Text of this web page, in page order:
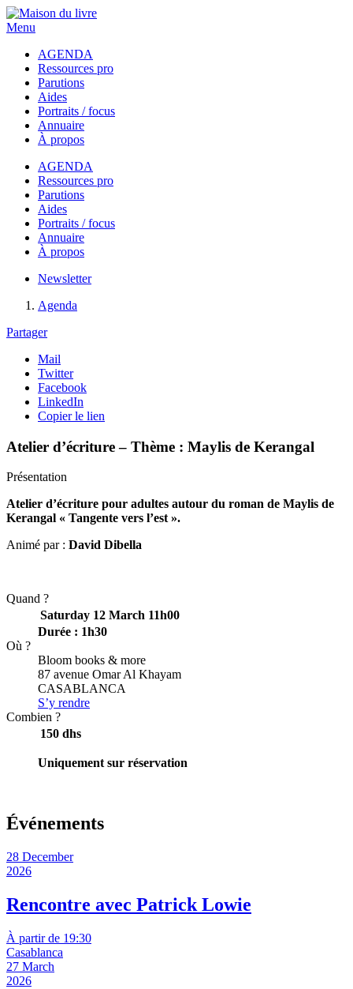
Menu
AGENDA
Ressources pro
Parutions
Aides
Portraits / focus
Annuaire
À propos
AGENDA
Ressources pro
Parutions
Aides
Portraits / focus
Annuaire
À propos
Newsletter
Agenda
Partager
Mail
Twitter
Facebook
LinkedIn
Copier le lien
Atelier d’écriture – Thème : Maylis de Kerangal
Présentation
Atelier d’écriture pour adultes autour du roman de Maylis de
Kerangal « Tangente vers l’est ».
Animé par : David Dibella
Quand ?
Saturday 12 March 11h00
Durée : 1h30
Où ?
Bloom books & more
87 avenue Omar Al Khayam
CASABLANCA
S’y rendre
Combien ?
150 dhs
Uniquement sur réservation
Événements
28 December
2026
Rencontre avec Patrick Lowie
À partir de 19:30
Casablanca
27 March
2026